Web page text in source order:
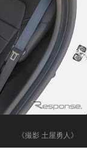
《撮影 土屋勇人》